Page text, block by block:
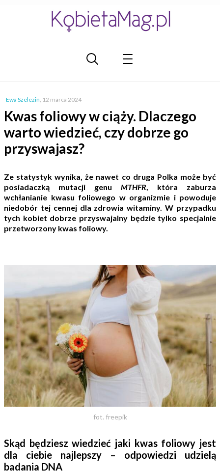
Ewa Szelezin, 12 marca 2024
Kwas foliowy w ciąży. Dlaczego
warto wiedzieć, czy dobrze go
przyswajasz?
Ze statystyk wynika, że nawet co druga Polka może być
posiadaczką mutacji genu MTHFR, która zaburza
wchłanianie kwasu foliowego w organizmie i powoduje
niedobór tej cennej dla zdrowia witaminy. W przypadku
tych kobiet dobrze przyswajalny będzie tylko specjalnie
przetworzony kwas foliowy.
fot. freepik
Skąd będziesz wiedzieć jaki kwas foliowy jest
dla ciebie najlepszy – odpowiedzi udzielą
badania DNA